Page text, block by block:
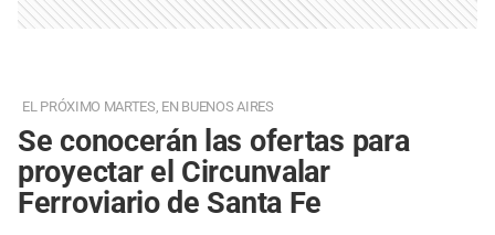
EL PRÓXIMO MARTES, EN BUENOS AIRES
Se conocerán las ofertas para
proyectar el Circunvalar
Ferroviario de Santa Fe